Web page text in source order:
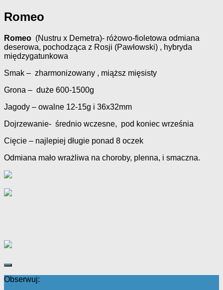
Romeo
Romeo (Nustru x Demetra)- różowo-fioletowa odmiana
deserowa, pochodząca z Rosji (Pawłowski) , hybryda
międzygatunkowa
Smak – zharmonizowany , miąższ mięsisty
Grona – duże 600-1500g
Jagody – owalne 12-15g i 36x32mm
Dojrzewanie- średnio wczesne, pod koniec września
Cięcie – najlepiej długie ponad 8 oczek
Odmiana mało wrażliwa na choroby, plenna, i smaczna.
Obserwuj: